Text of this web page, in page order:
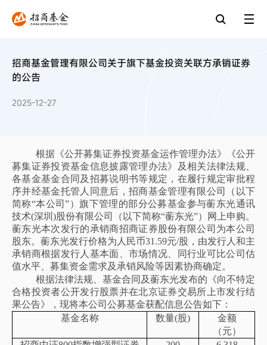
招商基金管理有限公司关于旗下基金投资关联方承销证券
的公告
2025-12-27
根据《公开募集证券投资基金运作管理办法》《公开
募集证券投资基金信息披露管理办法》及相关法律法规、
各基金基金合同及招募说明书等规定，在履行规定审批程
序并经基金托管人同意后，招商基金管理有限公司（以下
简称“本公司”）旗下管理的部分公募基金参与蘅东光通讯
技术(深圳)股份有限公司（以下简称“蘅东光”）
网上申购。
蘅东光本次发行的承销商招商证券股份有限公司为本公司
股东。蘅东光发行价格为人民币31.59元/股，由发行人和主
承销商根据发行人基本面、市场情况、同行业可比公司估
值水平、募集资金需求及承销风险等因素协商确定。
根据法律法规、基金合同及蘅东光发布的《向不特定
合格投资者公开发行股票并在北京证券交易所上市发行结
果公告》，现将本公司公募基金获配信息公告如下：
基金名称
数量(股)
金额
（元）